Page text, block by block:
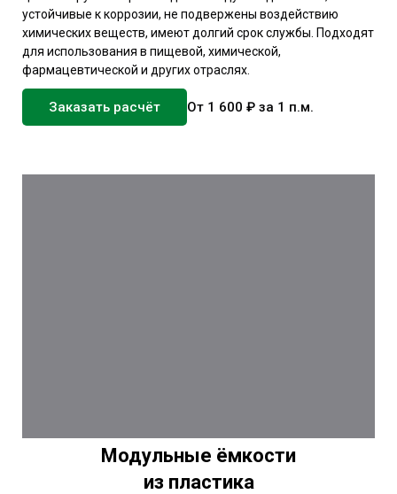
устойчивые к коррозии, не подвержены воздействию
химических веществ, имеют долгий срок службы. Подходят
для использования в пищевой, химической,
фармацевтической и других отраслях.
Заказать расчёт От 1 600 ₽ за 1 п.м.
Модульные ёмкости
из пластика